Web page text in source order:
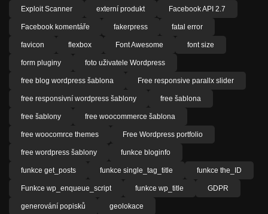
Exploit Scanner externí produkt Facebook API 2.7
Facebook komentáře fakerpress fatal error
favicon flexbox Font Awesome font size
form pluginy foto uživatele Wordpress
free blog wordpress šablona Free responsive parallx slider
free responsivní wordpress šablony free šablona
free šablony free woocommerce šablona
free woocomrce themes Free Wordpress portfolio
free wordpress šablony funkce bloginfo
funkce get_posts funkce single_tag_title funkce the_ID
Funkce wp_enqueue_script funkce wp_title GDPR
generování popisků geolokace